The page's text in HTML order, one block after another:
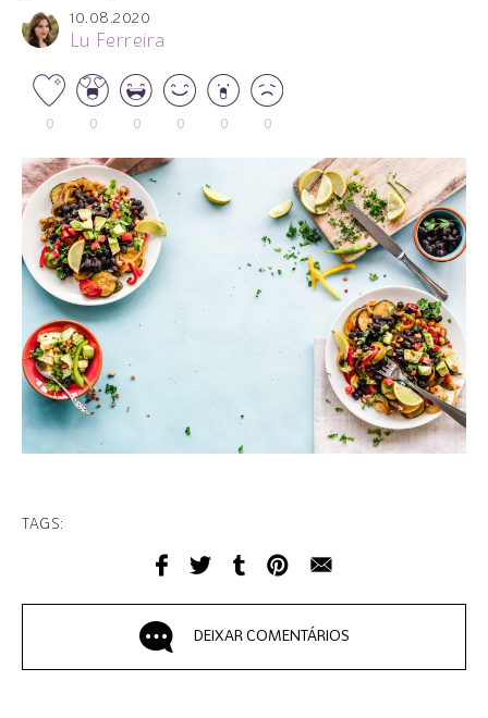
10.08.2020
Lu Ferreira
0 0 0 0 0 0
TAGS:
DEIXAR COMENTÁRIOS